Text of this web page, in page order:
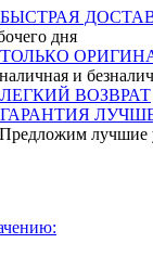
БЫСТРАЯ
дня
ТОЛЬКО
наличная и
ЛЕГКИЙ ВОЗВРАТ
ГАРАНТИЯ
Предложим лучшие